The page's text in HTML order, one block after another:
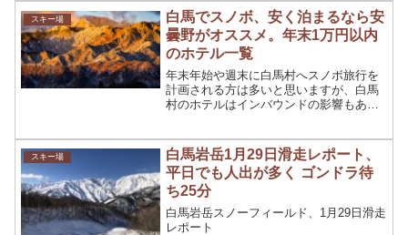
高校生25,000円、小中学生20,000円。
スキー場
白馬でスノボ、安く泊まるなら安
曇野がオススメ。年末1万円以内
のホテル一覧
年末年始や週末に白馬村へスノボ旅行を
計画される方は多いと思いますが、白馬
村のホテルはインバウンドの影響もあり
末に1万円以下で泊まれる「ホテル」につ
いてご紹介します。
スキー場
白馬岩岳1月29日滑走レポート、
平日でも人出が多く ゴンドラ待
ち25分
白馬岩岳スノーフィールド、1月29日滑走
レポート